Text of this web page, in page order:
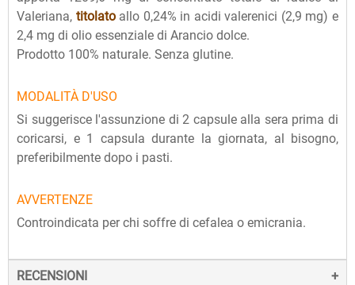
Valeriana, titolatoallo 0,24% in acidi valerenici (2,9 mg) e
2,4 mg di olio essenziale di Arancio dolce.
Prodotto 100% naturale. Senza glutine.
MODALITÀ D'USO
Si suggerisce l'assunzione di 2 capsule alla sera prima di
coricarsi, e 1 capsula durante la giornata, al bisogno,
preferibilmente dopo i pasti.
AVVERTENZE
Controindicata per chi soffre di cefalea o emicrania.
RECENSIONI